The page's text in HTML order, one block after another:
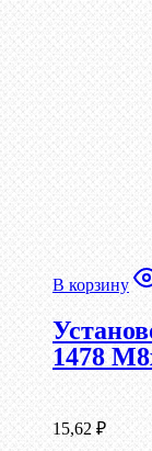
В корзину
1478
15,62 ₽